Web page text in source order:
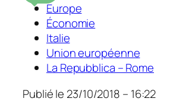
Europe
Économie
Italie
Union européenne
La Repubblica – Rome
Publié le 23/10/2018 – 16:22